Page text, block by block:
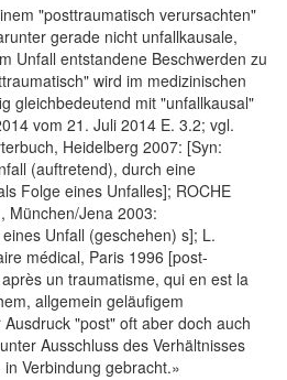
"posttraumatisch verursachten"
gerade nicht unfallkausale,
Unfall entstandene Beschwerden zu
wird im medizinischen
gleichbedeutend mit "unfallkausal"
vom 21. Juli 2014 E. 3.2; vgl.
Heidelberg 2007: [Syn:
(auftretend), durch eine
Folge eines Unfalles]; ROCHE
München/Jena 2003:
Unfall (geschehen) s]; L.
médical, Paris 1996 [post-
un traumatisme, qui en est la
allgemein geläufigem
"post" oft aber doch auch
Ausschluss des Verhältnisses
Verbindung gebracht.»